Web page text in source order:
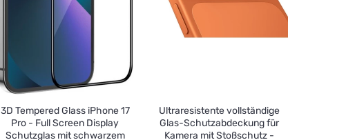
3D Tempered Glass iPhone 17
Pro - Full Screen Display
Schutzglas mit schwarzem
Ultraresistente vollständige
Glas-Schutzabdeckung für
Kamera mit Stoßschutz -